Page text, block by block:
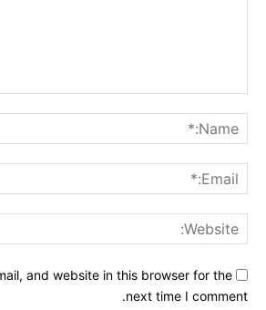
and website in this browser for the
next time I comment.